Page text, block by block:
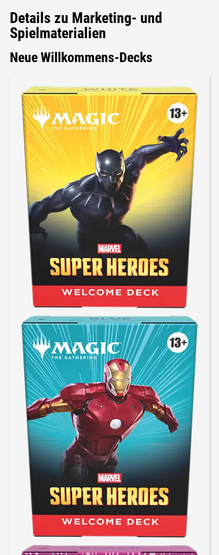
Details zu Marketing- und
Spielmaterialien
Neue Willkommens-Decks